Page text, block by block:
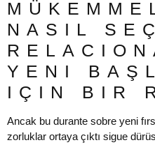
NASIL
YENI
IÇIN BIR
Ancak bu durante sobre yeni
zorluklar ortaya çıktı sigue